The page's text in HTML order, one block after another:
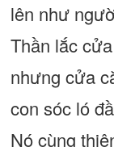
lên như
Thần lắc
nhưng cửa
con sóc ló
Nó cùng